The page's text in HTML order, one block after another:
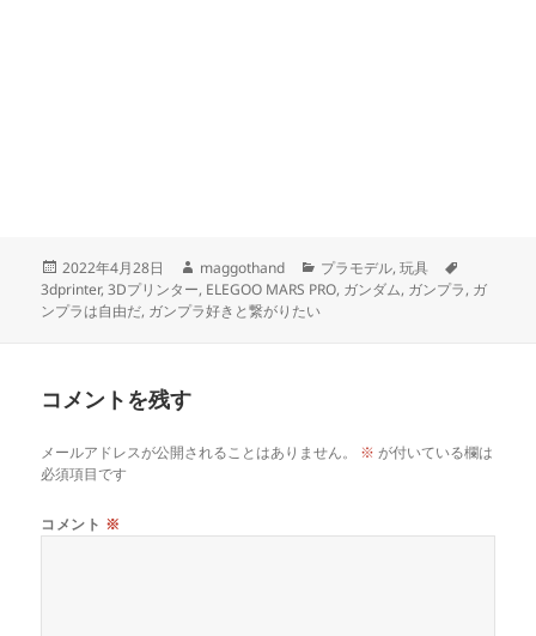
投
稿
日:
2022年4月28日
作
成
者
maggothand
カ
テ
ゴ
プラモデル,玩具
グ
3dprinter,3Dプリンター, ELEGOO MARS PRO, ガンダム, ガンプラ, ガ
ンプラは自由だ, ガンプラ好きと繋がりたい
コメントを残す
メールアドレスが公開されることはありません。 ※ が付いている欄は
必須項目です
コメント ※